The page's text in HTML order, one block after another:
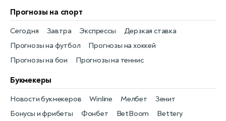
Прогнозы на спорт
Прогнозы на футбол
Сегодня
Прогнозы на хоккей
Завтра
Прогнозы на бои
Экспрессы
Прогнозы на теннис
Дерзкая ставка
Букмекеры
Бонусы и фрибеты
Новости букмекеров
Фонбет
Winline
BetBoom
Мелбет
Bettery
Зенит